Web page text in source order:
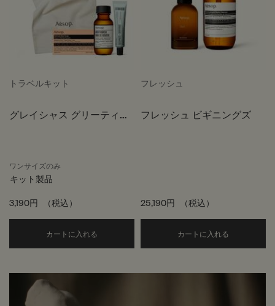
トラベルキット
グレイシャス グリーティン
ワンサイズのみ
キット製品
3,190円 （税込）
カートに入れる Add the グレイシャス グリーティング トリ
フレッシュ
フレッシュ ビギニングズ
25,190円 （税込）
カートに入れる